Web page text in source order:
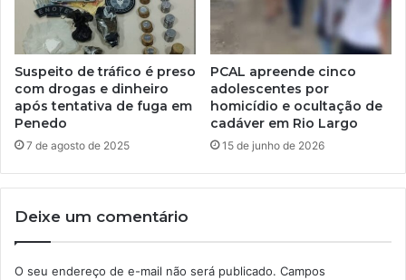
Suspeito de tráfico é preso
com drogas e dinheiro
após tentativa de fuga em
Penedo
7 de agosto de 2025
PCAL apreende cinco
adolescentes por
homicídio e ocultação de
cadáver em Rio Largo
15 de junho de 2026
Deixe um comentário
O seu endereço de e-mail não será publicado. Campos